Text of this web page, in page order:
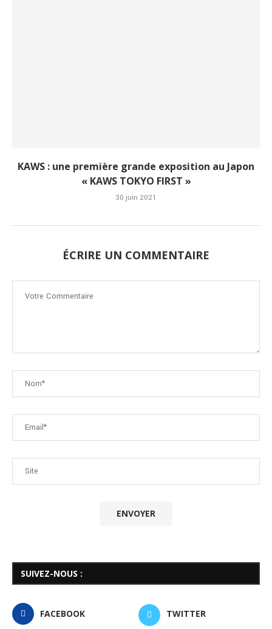
KAWS : une première grande exposition au Japon
« KAWS TOKYO FIRST »
30 juin 2021
ÉCRIRE UN COMMENTAIRE
SUIVEZ-NOUS :
FACEBOOK TWITTER